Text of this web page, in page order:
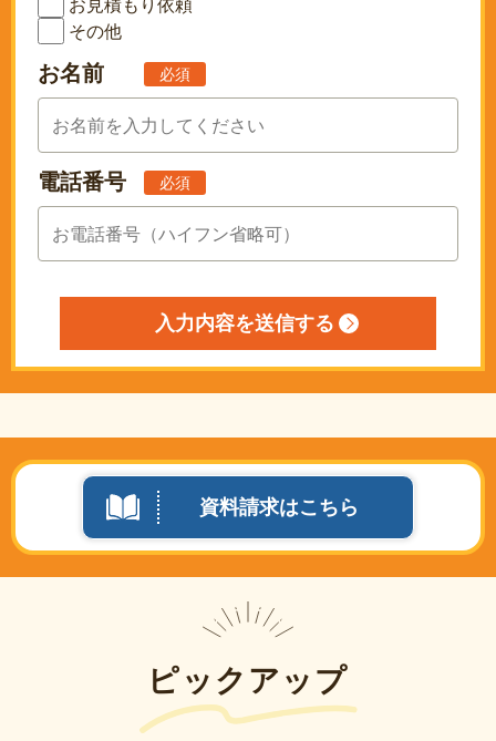
その他
お名前 必須
電話番号 必須
資料請求はこちら
ピックアップ